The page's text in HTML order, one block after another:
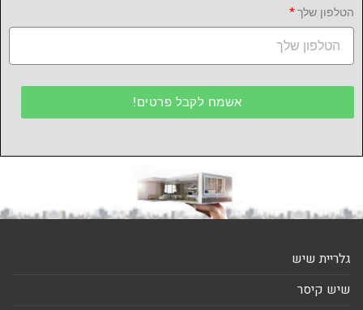
הטלפון שלך
אשמח לקבל פרטים!
גלריית שיש
שיש קיסר